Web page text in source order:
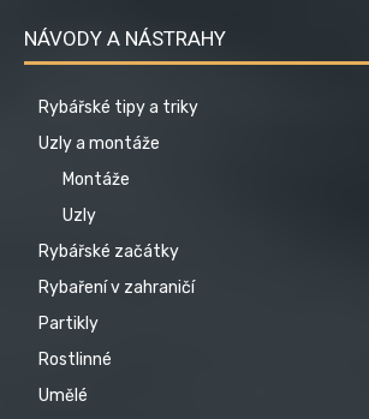
NÁVODY A NÁSTRAHY
Rybářské tipy a triky
Uzly a montáže
Montáže
Uzly
Rybářské začátky
Rybaření v zahraničí
Partikly
Rostlinné
Umělé